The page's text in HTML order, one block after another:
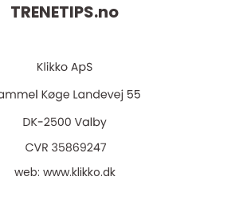
TRENETIPS.no
web: www.klikko.dk